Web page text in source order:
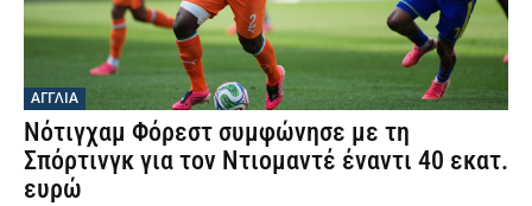
ΑΓΓΛΙΑ
Νότιγχαμ Φόρεστ συμφώνησε με τη
Σπόρτινγκ για τον Ντιομαντέ έναντι 40 εκατ.
ευρώ